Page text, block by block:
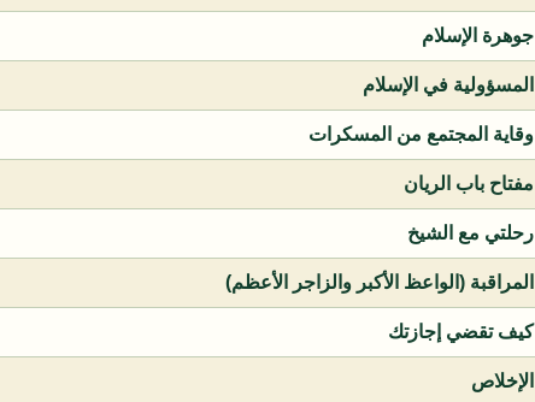
جوهرة الإسلام
المسؤولية في الإسلام
وقاية المجتمع من المسكرات
مفتاح باب الريان
رحلتي مع الشيخ
المراقبة (الواعظ الأكبر والزاجر الأعظم)
كيف تقضي إجازتك
الإخلاص